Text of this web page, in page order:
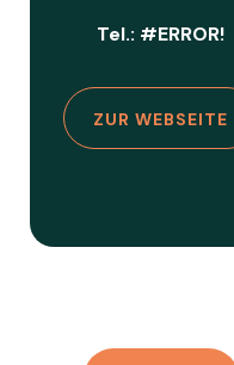
Tel.: #ERROR!
ZUR WEBSEITE